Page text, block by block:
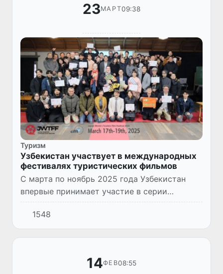
23МАРТ09:38
Туризм
Узбекистан участвует в международных
фестивалях туристических фильмов
С марта по ноябрь 2025 года Узбекистан
впервые принимает участие в серии
международных кинофестивалей
туристических фильмов CIFFT. Первый этап
состоялся в японском городе Манива.
1548
14ФЕВ08:55